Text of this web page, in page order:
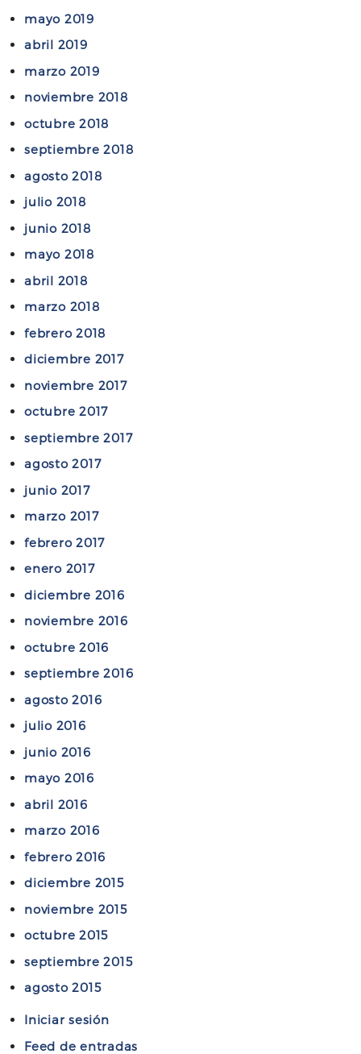
mayo 2019
abril 2019
marzo 2019
noviembre 2018
octubre 2018
septiembre 2018
agosto 2018
julio 2018
junio 2018
mayo 2018
abril 2018
marzo 2018
febrero 2018
diciembre 2017
noviembre 2017
octubre 2017
septiembre 2017
agosto 2017
junio 2017
marzo 2017
febrero 2017
enero 2017
diciembre 2016
noviembre 2016
octubre 2016
septiembre 2016
agosto 2016
julio 2016
junio 2016
mayo 2016
abril 2016
marzo 2016
febrero 2016
diciembre 2015
noviembre 2015
octubre 2015
septiembre 2015
agosto 2015
Iniciar sesión
Feed de entradas